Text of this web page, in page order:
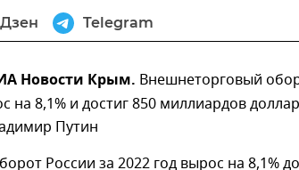
Дзен Telegram
Новости Крым. Внешнеторговый
на 8,1% и достиг 850 миллиардов
Путин
России за 2022 год вырос на 8,1%